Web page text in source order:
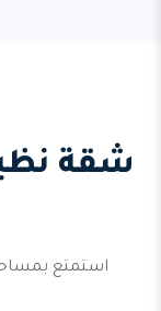
شقة
استمتع